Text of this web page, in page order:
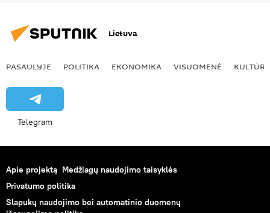
Lietuva
PASAULYJE POLITIKA EKONOMIKA VISUOMENĖ KULTŪRA
Telegram
Apie projektą Medžiagų naudojimo taisyklės
Privatumo politika
Slapukų naudojimo bei automatinio duomenų